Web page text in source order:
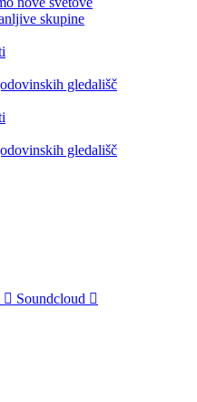
skupine
gledališč
gledališč
Soundcloud